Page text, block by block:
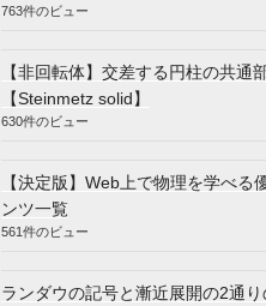
763件のビュー
【非回転体】交差する円柱の共通
【Steinmetz solid】
630件のビュー
【決定版】Web上で物理を学べる
ンツ一覧
561件のビュー
ランダウの記号と漸近展開の2通